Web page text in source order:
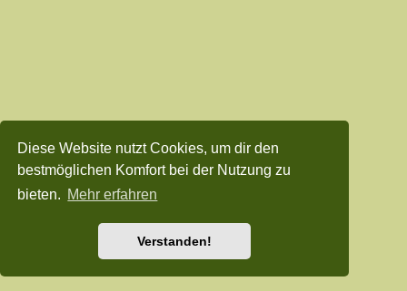
Diese Website nutzt Cookies, um dir den
bestmöglichen Komfort bei der Nutzung zu
bieten. Mehr erfahren
Verstanden!